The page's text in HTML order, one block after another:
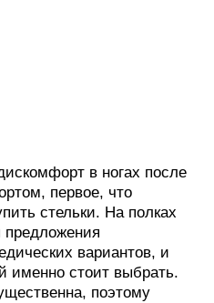
в ногах после
первое, что
стельки. На полках
предложения
вариантов, и
именно стоит выбрать.
поэтому